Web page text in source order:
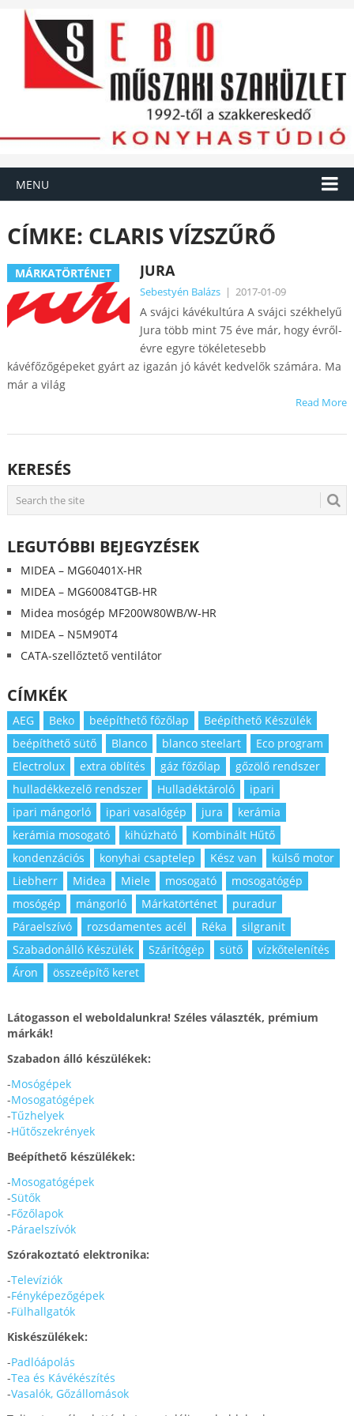
MENU
CÍMKE: CLARIS VÍZSZŰRŐ
MÁRKATÖRTÉNET JURA
Sebestyén Balázs | 2017-01-09
A svájci kávékultúra A svájci székhelyű
Jura több mint 75 éve már, hogy évről-
évre egyre tökéletesebb
kávéfőzőgépeket gyárt az igazán jó kávét kedvelők számára. Ma
már a világ
Read More
KERESÉS
LEGUTÓBBI BEJEGYZÉSEK
MIDEA – MG60401X-HR
MIDEA – MG60084TGB-HR
Midea mosógép MF200W80WB/W-HR
MIDEA – N5M90T4
CATA-szellőztető ventilátor
CÍMKÉK
AEG Beko beépíthető főzőlap
Beépíthető Készülék
beépíthető sütő
Blanco blanco steelart
Eco program
Electrolux
extra öblítés gáz főzőlap
gőzölő rendszer
hulladékkezelő rendszer
Hulladéktároló
ipari
ipari mángorló
ipari vasalógép jura
kerámia
kerámia mosogató
kihúzható
Kombinált Hűtő
kondenzációs
konyhai csaptelep Kész van
külső motor
Liebherr
Midea Miele mosogató
mosogatógép
mosógép
mángorló Márkatörténet
puradur
Páraelszívó
rozsdamentes acél Réka
silgranit
Szabadonálló Készülék
Szárítógép sütő
vízkőtelenítés
Áron
összeépítő keret
Látogasson el weboldalunkra! Széles választék, prémium
márkák!
Szabadon álló készülékek:
-Mosógépek
-Mosogatógépek
-Tűzhelyek
-Hűtőszekrények
Beépíthető készülékek:
-Mosogatógépek
-Sütők
-Főzőlapok
-Páraelszívók
Szórakoztató elektronika:
-Televíziók
-Fényképezőgépek
-Fülhallgatók
Kiskészülékek:
-Padlóápolás
-Tea és Kávékészítés
-Vasalók, Gőzállomások